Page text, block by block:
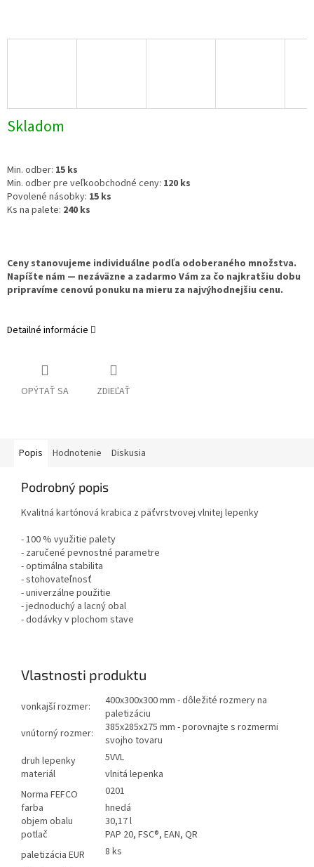
Skladom
Min. odber: 15 ks
Min. odber pre veľkoobchodné ceny: 120 ks
Povolené násobky: 15 ks
Ks na palete: 240 ks
Ceny stanovujeme individuálne podľa odoberaného množstva.
Napíšte nám — nezáväzne a zadarmo Vám za čo najkratšiu dobu
pripravíme cenovú ponuku na mieru za najvýhodnejšiu cenu.
Detailné informácie
OPÝTAŤ SA ZDIEĽAŤ
Popis Hodnotenie Diskusia
Podrobný popis
Kvalitná kartónová krabica z päťvrstvovej vlnitej lepenky
- 100 % využitie palety
- zaručené pevnostné parametre
- optimálna stabilita
- stohovateľnosť
- univerzálne použitie
- jednoduchý a lacný obal
- dodávky v plochom stave
Vlastnosti produktu
vonkajší rozmer:
400x300x300 mm - dôležité rozmery na
paletizáciu
vnútorný rozmer:
385x285x275 mm - porovnajte s rozmermi
svojho tovaru
druh lepenky
5VVL
materiál
vlnitá lepenka
Norma FEFCO
0201
farba
hnedá
objem obalu
30,17 l
potlač
PAP 20, FSC®, EAN, QR
paletizácia EUR
8 ks